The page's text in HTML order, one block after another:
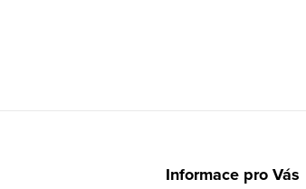
Informace pro Vás